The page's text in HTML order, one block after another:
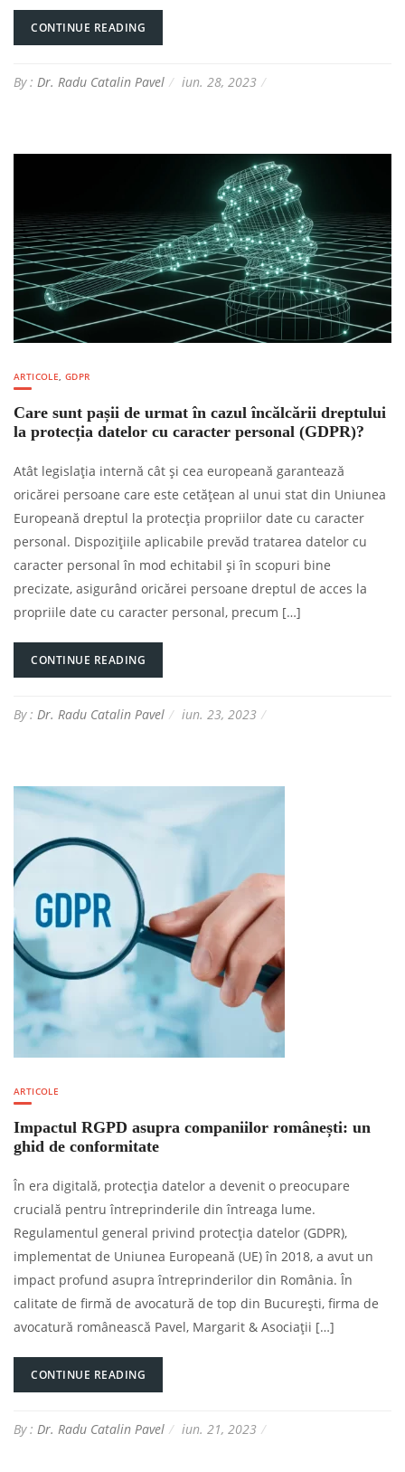
CONTINUE READING
By : Dr. Radu Catalin Pavel iun. 28, 2023
ARTICOLE,GDPR
Care sunt pașii de urmat în cazul încălcării dreptului
la protecția datelor cu caracter personal (GDPR)?
Atât legislația internă cât și cea europeană garantează
oricărei persoane care este cetățean al unui stat din Uniunea
Europeană dreptul la protecția propriilor date cu caracter
personal. Dispozițiile aplicabile prevăd tratarea datelor cu
caracter personal în mod echitabil și în scopuri bine
precizate, asigurând oricărei persoane dreptul de acces la
propriile date cu caracter personal, precum […]
CONTINUE READING
By : Dr. Radu Catalin Pavel iun. 23, 2023
ARTICOLE
Impactul RGPD asupra companiilor românești: un
ghid de conformitate
În era digitală, protecția datelor a devenit o preocupare
crucială pentru întreprinderile din întreaga lume.
Regulamentul general privind protecția datelor (GDPR),
implementat de Uniunea Europeană (UE) în 2018, a avut un
impact profund asupra întreprinderilor din România. În
calitate de firmă de avocatură de top din București, firma de
avocatură românească Pavel, Margarit & Asociații […]
CONTINUE READING
By : Dr. Radu Catalin Pavel iun. 21, 2023